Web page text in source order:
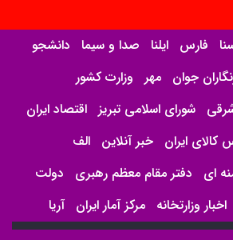
فارس ایلنا صدا و سیما دانشجو
جوان مهر
وزارت کشور
شورای اسلامی تبریز
اقتصاد ایران
کالای ایران خبر آنلاین الف
ای
دفتر مقام معظم رهبری
دولت
اخبار وزارتخانه مرکز آمار ایران آریا